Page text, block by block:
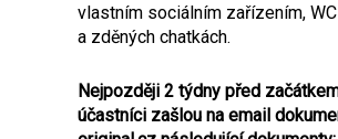
vlastním sociálním zařízením,
a zděných chatkách.
Nejpozději 2 týdny před
účastníci zašlou na email